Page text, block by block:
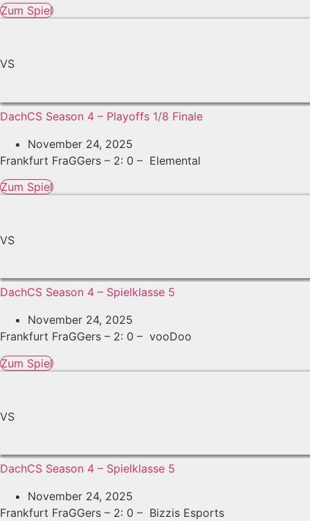
Zum Spiel
VS
DachCS Season 4 – Playoffs 1/8 Finale
November 24, 2025
Frankfurt FraGGers – 2: 0 – Elemental
Zum Spiel
VS
DachCS Season 4 – Spielklasse 5
November 24, 2025
Frankfurt FraGGers – 2: 0 – vooDoo
Zum Spiel
VS
DachCS Season 4 – Spielklasse 5
November 24, 2025
Frankfurt FraGGers – 2: 0 – Bizzis Esports